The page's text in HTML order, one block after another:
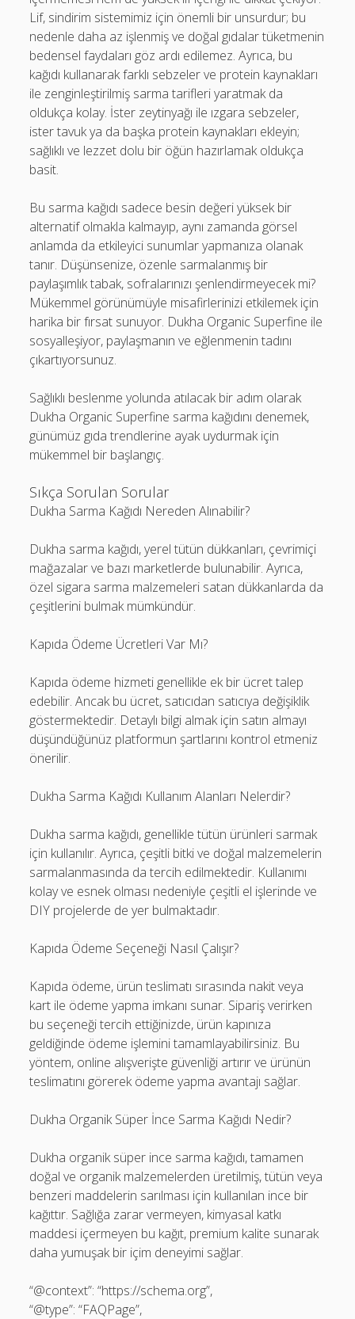
Lif, sindirim sistemimiz için önemli bir unsurdur; bu
nedenle daha az işlenmiş ve doğal gıdalar tüketmenin
bedensel faydaları göz ardı edilemez. Ayrıca, bu
kağıdı kullanarak farklı sebzeler ve protein kaynakları
ile zenginleştirilmiş sarma tarifleri yaratmak da
oldukça kolay. İster zeytinyağı ile ızgara sebzeler,
ister tavuk ya da başka protein kaynakları ekleyin;
sağlıklı ve lezzet dolu bir öğün hazırlamak oldukça
basit.
Bu sarma kağıdı sadece besin değeri yüksek bir
alternatif olmakla kalmayıp, aynı zamanda görsel
anlamda da etkileyici sunumlar yapmanıza olanak
tanır. Düşünsenize, özenle sarmalanmış bir
paylaşımlık tabak, sofralarınızı şenlendirmeyecek mi?
Mükemmel görünümüyle misafirlerinizi etkilemek için
harika bir fırsat sunuyor. Dukha Organic Superfine ile
sosyalleşiyor, paylaşmanın ve eğlenmenin tadını
çıkartıyorsunuz.
Sağlıklı beslenme yolunda atılacak bir adım olarak
Dukha Organic Superfine sarma kağıdını denemek,
günümüz gıda trendlerine ayak uydurmak için
mükemmel bir başlangıç.
Sıkça Sorulan Sorular
Dukha Sarma Kağıdı Nereden Alınabilir?
Dukha sarma kağıdı, yerel tütün dükkanları, çevrimiçi
mağazalar ve bazı marketlerde bulunabilir. Ayrıca,
özel sigara sarma malzemeleri satan dükkanlarda da
çeşitlerini bulmak mümkündür.
Kapıda Ödeme Ücretleri Var Mı?
Kapıda ödeme hizmeti genellikle ek bir ücret talep
edebilir. Ancak bu ücret, satıcıdan satıcıya değişiklik
göstermektedir. Detaylı bilgi almak için satın almayı
düşündüğünüz platformun şartlarını kontrol etmeniz
önerilir.
Dukha Sarma Kağıdı Kullanım Alanları Nelerdir?
Dukha sarma kağıdı, genellikle tütün ürünleri sarmak
için kullanılır. Ayrıca, çeşitli bitki ve doğal malzemelerin
sarmalanmasında da tercih edilmektedir. Kullanımı
kolay ve esnek olması nedeniyle çeşitli el işlerinde ve
DIY projelerde de yer bulmaktadır.
Kapıda Ödeme Seçeneği Nasıl Çalışır?
Kapıda ödeme, ürün teslimatı sırasında nakit veya
kart ile ödeme yapma imkanı sunar. Sipariş verirken
bu seçeneği tercih ettiğinizde, ürün kapınıza
geldiğinde ödeme işlemini tamamlayabilirsiniz. Bu
yöntem, online alışverişte güvenliği artırır ve ürünün
teslimatını görerek ödeme yapma avantajı sağlar.
Dukha Organik Süper İnce Sarma Kağıdı Nedir?
Dukha organik süper ince sarma kağıdı, tamamen
doğal ve organik malzemelerden üretilmiş, tütün veya
benzeri maddelerin sarılması için kullanılan ince bir
kağıttır. Sağlığa zarar vermeyen, kimyasal katkı
maddesi içermeyen bu kağıt, premium kalite sunarak
daha yumuşak bir içim deneyimi sağlar.
“@context”: “https://schema.org”,
“@type”: “FAQPage”,